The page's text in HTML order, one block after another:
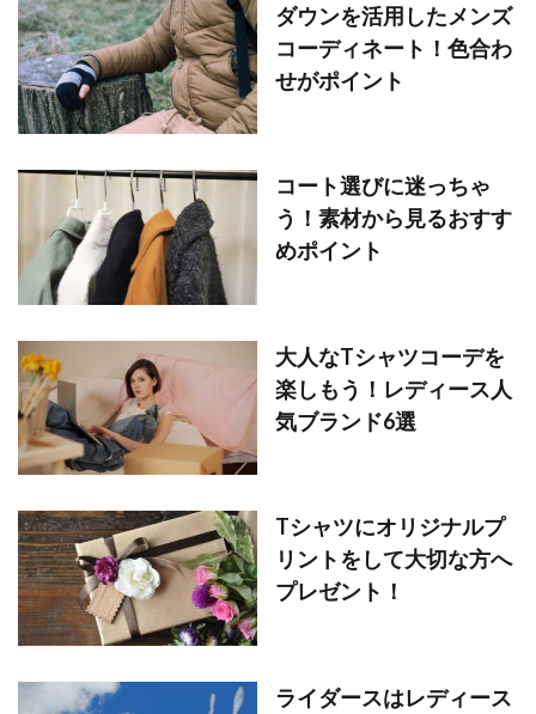
ダウンを活用したメンズ
コーディネート！色合わ
せがポイント
コート選びに迷っちゃ
う！素材から見るおすす
めポイント
大人なTシャツコーデを
楽しもう！レディース人
気ブランド6選
Tシャツにオリジナルプ
リントをして大切な方へ
プレゼント！
ライダースはレディース